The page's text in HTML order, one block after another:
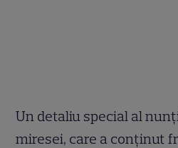
Un detaliu special al
miresei, care a conținut